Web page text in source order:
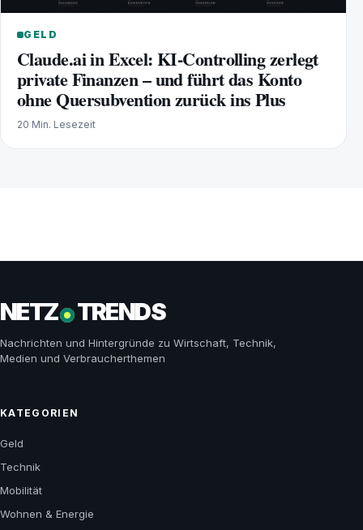
GELD
Claude.ai in Excel: KI-Controlling zerlegt
private Finanzen – und führt das Konto
ohne Quersubvention zurück ins Plus
20 Min. Lesezeit
NETZ TRENDS
Nachrichten und Hintergründe zu Wirtschaft, Technik,
Medien und Verbraucherthemen
KATEGORIEN
Geld
Technik
Mobilität
Wohnen & Energie